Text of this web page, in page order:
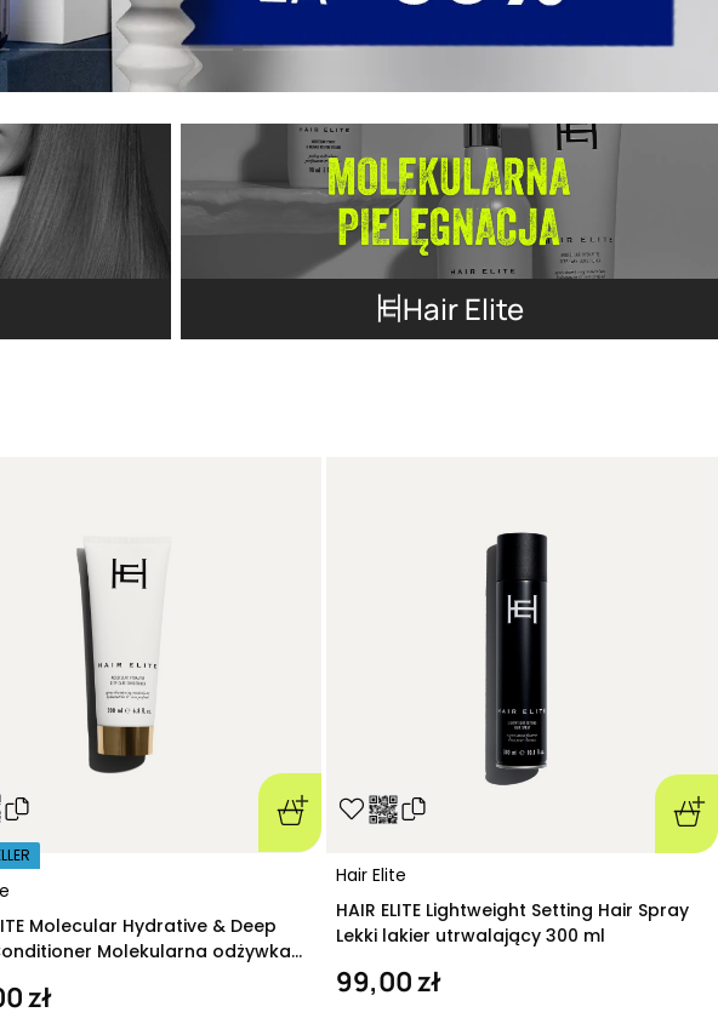
Hair Elite
Molecular Hydrative & Deep
Molekularna odżywka
zł
Hair Elite
HAIR ELITE Lightweight Setting Hair Spray
Lekki lakier utrwalający 300 ml
99,00 zł